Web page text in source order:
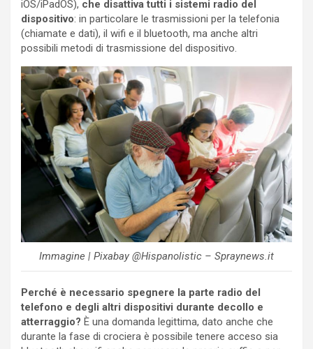
iOS/iPadOS), che disattiva tutti i sistemi radio del
dispositivo: in particolare le trasmissioni per la telefonia
(chiamate e dati), il wifi e il bluetooth, ma anche altri
possibili metodi di trasmissione del dispositivo.
Immagine | Pixabay @Hispanolistic – Spraynews.it
Perché è necessario spegnere la parte radio del
telefono e degli altri dispositivi durante decollo e
atterraggio? È una domanda legittima, dato anche che
durante la fase di crociera è possibile tenere acceso sia